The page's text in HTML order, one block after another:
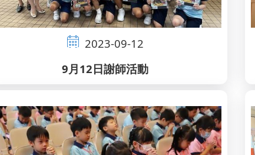
2023-09-12
9月12日謝師活動